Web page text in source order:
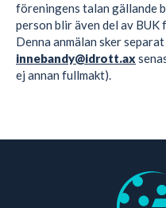
föreningens talan gällande
person blir även del av BUK
Denna anmälan sker
innebandy@idrott.ax
ej annan fullmakt).